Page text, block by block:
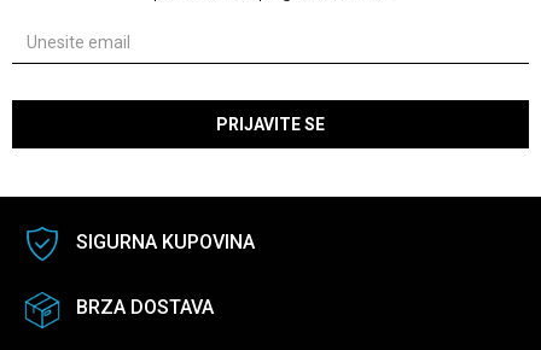
PRIJAVITE SE
SIGURNA KUPOVINA
BRZA DOSTAVA